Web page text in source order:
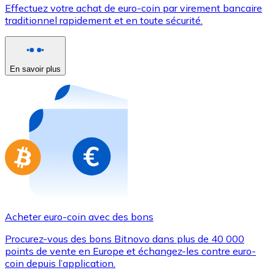
Acheter avec carte
Boutique - Cartes
Achetez des cartes-cadeaux de vos marques
Aller à la boutique de cartes-cadeaux
Effectuez votre achat de euro-coin par virement bancaire
traditionnel rapidement et en toute sécurité.
En savoir plus
Acheter euro-coin avec des bons
Procurez-vous des bons Bitnovo dans plus de 40 000
points de vente en Europe et échangez-les contre euro-
coin depuis l’application.